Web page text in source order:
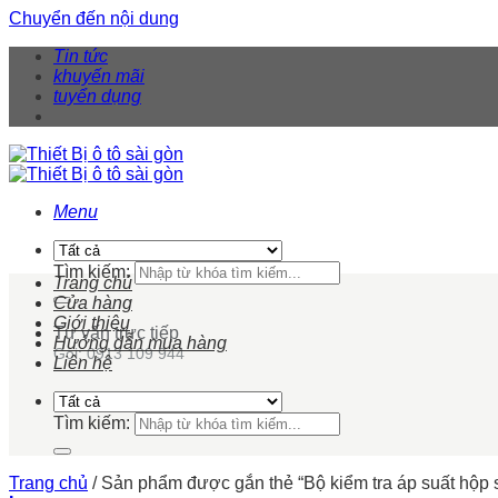
Chuyển đến nội dung
Tin tức
khuyến mãi
tuyển dụng
Menu
Tìm kiếm:
Tư vấn trực tiếp
Gọi: 0913 109 944
Trang chủ
Cửa hàng
Giới thiệu
Hướng dẫn mua hàng
Liên hệ
Tìm kiếm:
Trang chủ /Sản phẩm được gắn thẻ “Bộ kiểm tra áp suất hộp